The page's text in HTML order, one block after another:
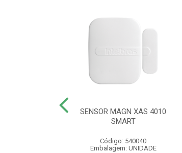
SENSOR MAGN XAS 4010
SMART
Código: 540040
Embalagem: UNIDADE